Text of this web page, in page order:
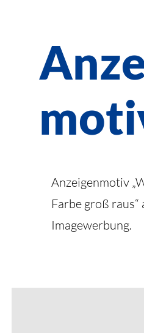
Anzeigenmotiv
Farbe groß raus“
Imagewerbung.